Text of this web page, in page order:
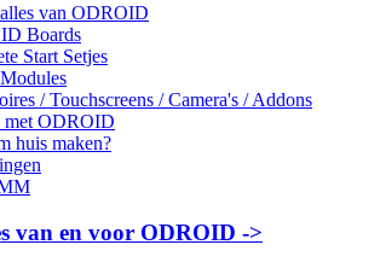
van ODROID
Boards
Start Setjes
/ Touchscreens / Camera's / Addons
met ODROID
huis maken?
van en voor ODROID ->